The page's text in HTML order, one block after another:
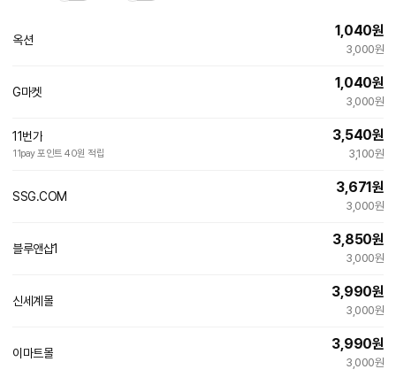
옥션
1,040원
3,000원
G마켓
1,040원
3,000원
11번가
11pay 포인트 40원 적립
3,540원
3,100원
SSG.COM
3,671원
3,000원
블루앤샵1
3,850원
3,000원
신세계몰
3,990원
3,000원
이마트몰
3,990원
3,000원